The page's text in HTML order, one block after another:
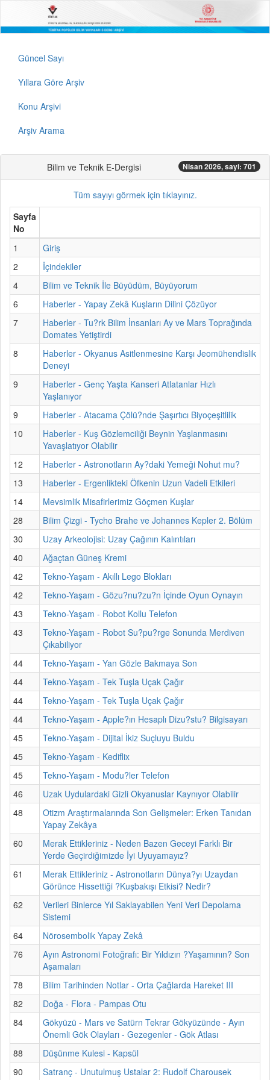
Güncel Sayı
Yıllara Göre Arşiv
Konu Arşivi
Arşiv Arama
Bilim ve Teknik E-Dergisi Nisan 2026, sayi: 701
Tüm sayıyı görmek için tıklayınız.
Sayfa
No
1
Giriş
2
İçindekiler
4
Bilim ve Teknik İle Büyüdüm, Büyüyorum
6
Haberler - Yapay Zekâ Kuşların Dilini Çözüyor
7
Haberler - Tu?rk Bilim İnsanları Ay ve Mars Toprağında
Domates Yetiştirdi
8
Haberler - Okyanus Asitlenmesine Karşı Jeomühendislik
Deneyi
9
Haberler - Genç Yaşta Kanseri Atlatanlar Hızlı
Yaşlanıyor
9
Haberler - Atacama Çölü?nde Şaşırtıcı Biyoçeşitlilik
10
Haberler - Kuş Gözlemciliği Beynin Yaşlanmasını
Yavaşlatıyor Olabilir
12
Haberler - Astronotların Ay?daki Yemeği Nohut mu?
13
Haberler - Ergenlikteki Öfkenin Uzun Vadeli Etkileri
14
Mevsimlik Misafirlerimiz Göçmen Kuşlar
28
Bilim Çizgi - Tycho Brahe ve Johannes Kepler 2. Bölüm
30
Uzay Arkeolojisi: Uzay Çağının Kalıntıları
40
Ağaçtan Güneş Kremi
42
Tekno-Yaşam - Akıllı Lego Blokları
42
Tekno-Yaşam - Gözu?nu?zu?n İçinde Oyun Oynayın
43
Tekno-Yaşam - Robot Kollu Telefon
43
Tekno-Yaşam - Robot Su?pu?rge Sonunda Merdiven
Çıkabiliyor
44
Tekno-Yaşam - Yan Gözle Bakmaya Son
44
Tekno-Yaşam - Tek Tuşla Uçak Çağır
44
Tekno-Yaşam - Tek Tuşla Uçak Çağır
44
Tekno-Yaşam - Apple?ın Hesaplı Dizu?stu? Bilgisayarı
45
Tekno-Yaşam - Dijital İkiz Suçluyu Buldu
45
Tekno-Yaşam - Kediflix
45
Tekno-Yaşam - Modu?ler Telefon
46
Uzak Uydulardaki Gizli Okyanuslar Kaynıyor Olabilir
48
Otizm Araştırmalarında Son Gelişmeler: Erken Tanıdan
Yapay Zekâya
60
Merak Ettikleriniz - Neden Bazen Geceyi Farklı Bir
Yerde Geçirdiğimizde İyi Uyuyamayız?
61
Merak Ettikleriniz - Astronotların Dünya?yı Uzaydan
Görünce Hissettiği ?Kuşbakışı Etkisi? Nedir?
62
Verileri Binlerce Yıl Saklayabilen Yeni Veri Depolama
Sistemi
64
Nörosembolik Yapay Zekâ
76
Ayın Astronomi Fotoğrafı: Bir Yıldızın ?Yaşamının? Son
Aşamaları
78
Bilim Tarihinden Notlar - Orta Çağlarda Hareket III
82
Doğa - Flora - Pampas Otu
84
Gökyüzü - Mars ve Satürn Tekrar Gökyüzünde - Ayın
Önemli Gök Olayları - Gezegenler - Gök Atlası
88
Düşünme Kulesi - Kapsül
90
Satranç - Unutulmuş Ustalar 2: Rudolf Charousek